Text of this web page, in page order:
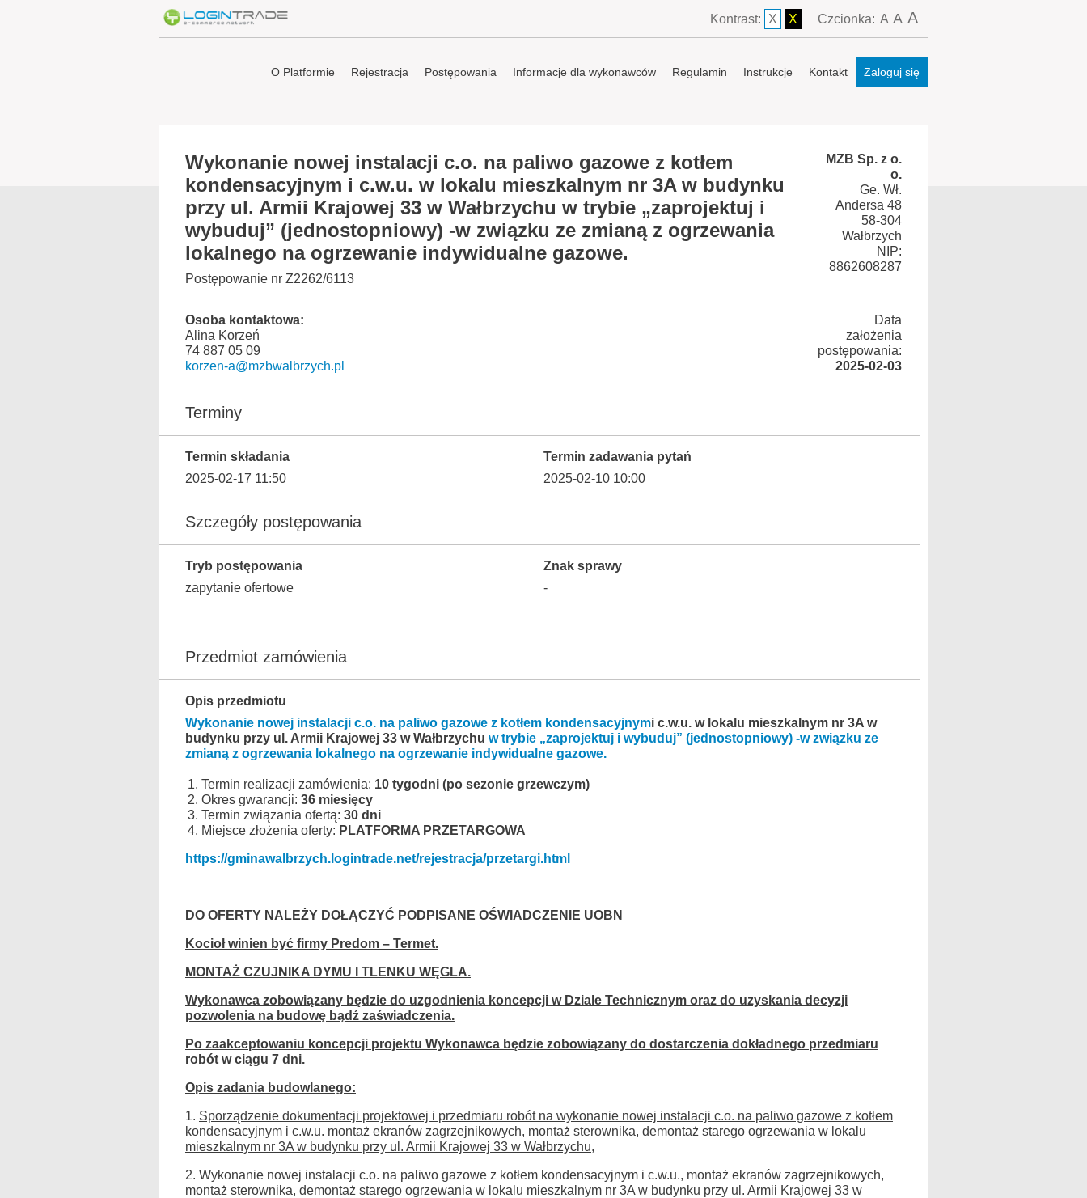
Kontrast: X X Czcionka: A A A
O Platformie Rejestracja Postępowania Informacje dla wykonawców Regulamin Instrukcje Kontakt Zaloguj się
Wykonanie nowej instalacji c.o. na paliwo gazowe z kotłem
kondensacyjnym i c.w.u. w lokalu mieszkalnym nr 3A w budynku
przy ul. Armii Krajowej 33 w Wałbrzychu w trybie „zaprojektuj i
wybuduj” (jednostopniowy) -w związku ze zmianą z ogrzewania
lokalnego na ogrzewanie indywidualne gazowe.
Postępowanie nr Z2262/6113
Osoba kontaktowa:
Alina Korzeń
74 887 05 09
korzen-a@mzbwalbrzych.pl
MZB Sp. z o.
o.
Ge. Wł.
Andersa 48
58-304
Wałbrzych
NIP:
8862608287
Data
założenia
postępowania:
2025-02-03
Terminy
Termin składania
2025-02-17 11:50
Termin zadawania pytań
2025-02-10 10:00
Szczegóły postępowania
Tryb postępowania
zapytanie ofertowe
Znak sprawy
-
Przedmiot zamówienia
Opis przedmiotu
Wykonanie nowej instalacji c.o. na paliwo gazowe z kotłem kondensacyjnymi c.w.u. w lokalu mieszkalnym nr 3A w
budynku przy ul. Armii Krajowej 33 w Wałbrzychu w trybie „zaprojektuj i wybuduj” (jednostopniowy) -w związku ze
zmianą z ogrzewania lokalnego na ogrzewanie indywidualne gazowe.
Termin realizacji zamówienia: 10 tygodni (po sezonie grzewczym)
Okres gwarancji: 36 miesięcy
Termin związania ofertą: 30 dni
Miejsce złożenia oferty: PLATFORMA PRZETARGOWA
https://gminawalbrzych.logintrade.net/rejestracja/przetargi.html
DO OFERTY NALEŻY DOŁĄCZYĆ PODPISANE OŚWIADCZENIE UOBN
Kocioł winien być firmy Predom – Termet.
MONTAŻ CZUJNIKA DYMU I TLENKU WĘGLA.
Wykonawca zobowiązany będzie do uzgodnienia koncepcji w Dziale Technicznym oraz do uzyskania decyzji
pozwolenia na budowę bądź zaświadczenia.
Po zaakceptowaniu koncepcji projektu Wykonawca będzie zobowiązany do dostarczenia dokładnego przedmiaru
robót w ciągu 7 dni.
Opis zadania budowlanego:
1. Sporządzenie dokumentacji projektowej i przedmiaru robót na wykonanie nowej instalacji c.o. na paliwo gazowe z kotłem
kondensacyjnym i c.w.u. montaż ekranów zagrzejnikowych, montaż sterownika, demontaż starego ogrzewania w lokalu
mieszkalnym nr 3A w budynku przy ul. Armii Krajowej 33 w Wałbrzychu,
2. Wykonanie nowej instalacji c.o. na paliwo gazowe z kotłem kondensacyjnym i c.w.u., montaż ekranów zagrzejnikowych,
montaż sterownika, demontaż starego ogrzewania w lokalu mieszkalnym nr 3A w budynku przy ul. Armii Krajowej 33 w